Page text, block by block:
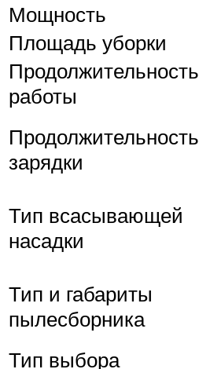
Мощность
Площадь уборки
Продолжительность
работы
Продолжительность
зарядки
Тип всасывающей
насадки
Тип и габариты
пылесборника
Тип выбора